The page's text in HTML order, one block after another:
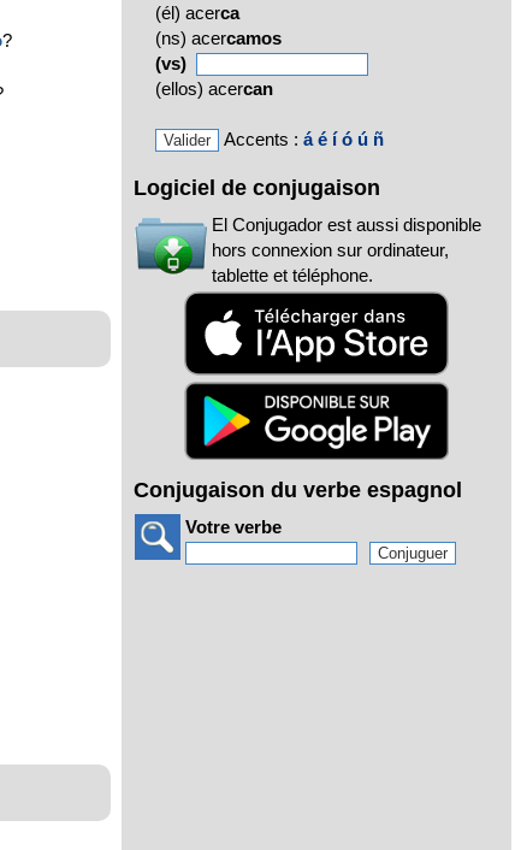
?
(él) acerca
(ns) acercamos
(vs)
(ellos) acercan
Accents : á é í ó ú ñ
Logiciel de conjugaison
El Conjugador est aussi disponible
hors connexion sur ordinateur,
tablette et téléphone.
Conjugaison du verbe espagnol
Votre verbe